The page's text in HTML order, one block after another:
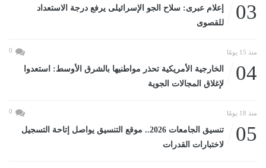
03
إعلام عبرى: سلاح الجو الإسرائيلى يرفع درجة الاستعداد
للقصوى
منذ 15 يومًا 0
04
الخارجية الأمريكية تحذر مواطنيها بالشرق الأوسط: استعدوا
لإغلاق المجالات الجوية
منذ 18 يومًا 0
05
تنسيق الجامعات 2026.. موقع التنسيق يواصل إتاحة التسجيل
لاختبارات القدرات